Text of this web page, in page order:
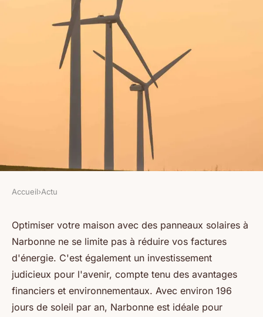
Optimisez votre maison avec
des panneaux solaires à
narbonne
Emma•23 décembre 2024•7 min de lecture
Accueil›Actu
Optimiser votre maison avec des panneaux solaires à
Narbonne ne se limite pas à réduire vos factures
d'énergie. C'est également un investissement
judicieux pour l'avenir, compte tenu des avantages
financiers et environnementaux. Avec environ 196
jours de soleil par an, Narbonne est idéale pour